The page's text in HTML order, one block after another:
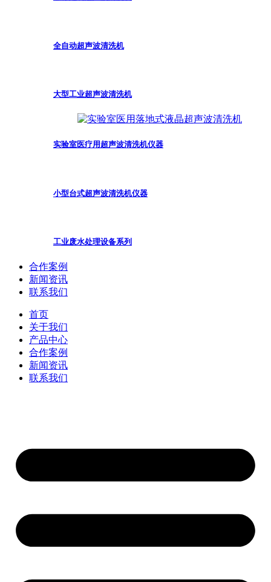
全自动超声波清洗机
大型工业超声波清洗机
实验室医疗用超声波清洗机仪器
小型台式超声波清洗机仪器
工业废水处理设备系列
合作案例
新闻资讯
联系我们
首页
关于我们
产品中心
合作案例
新闻资讯
联系我们